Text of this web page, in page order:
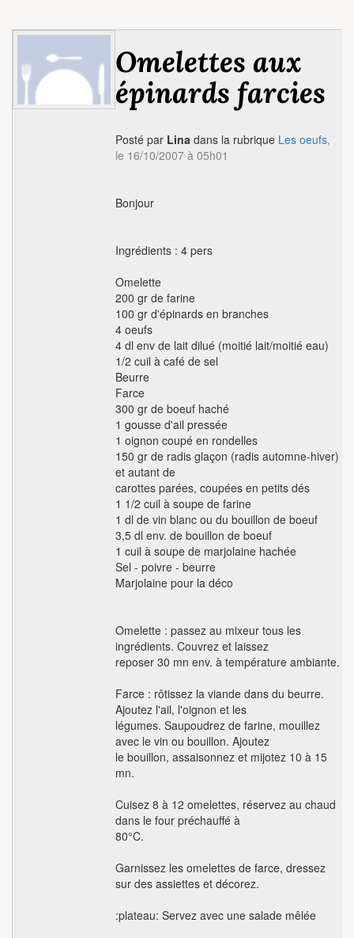
Omelettes aux
épinards farcies
Posté par Lina dans la rubrique Les oeufs,
le 16/10/2007 à 05h01
Bonjour
Ingrédients : 4 pers
Omelette
200 gr de farine
100 gr d'épinards en branches
4 oeufs
4 dl env de lait dilué (moitié lait/moitié eau)
1/2 cuil à café de sel
Beurre
Farce
300 gr de boeuf haché
1 gousse d'ail pressée
1 oignon coupé en rondelles
150 gr de radis glaçon (radis automne-hiver)
et autant de
carottes parées, coupées en petits dés
1 1/2 cuil à soupe de farine
1 dl de vin blanc ou du bouillon de boeuf
3,5 dl env. de bouillon de boeuf
1 cuil à soupe de marjolaine hachée
Sel - poivre - beurre
Marjolaine pour la déco
Omelette : passez au mixeur tous les
ingrédients. Couvrez et laissez
reposer 30 mn env. à température ambiante.
Farce : rôtissez la viande dans du beurre.
Ajoutez l'ail, l'oignon et les
légumes. Saupoudrez de farine, mouillez
avec le vin ou bouillon. Ajoutez
le bouillon, assaisonnez et mijotez 10 à 15
mn.
Cuisez 8 à 12 omelettes, réservez au chaud
dans le four préchauffé à
80°C.
Garnissez les omelettes de farce, dressez
sur des assiettes et décorez.
:plateau: Servez avec une salade mêlée